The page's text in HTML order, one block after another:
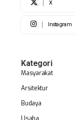
X
Instagram
Kategori
Masyarakat
Arsitektur
Budaya